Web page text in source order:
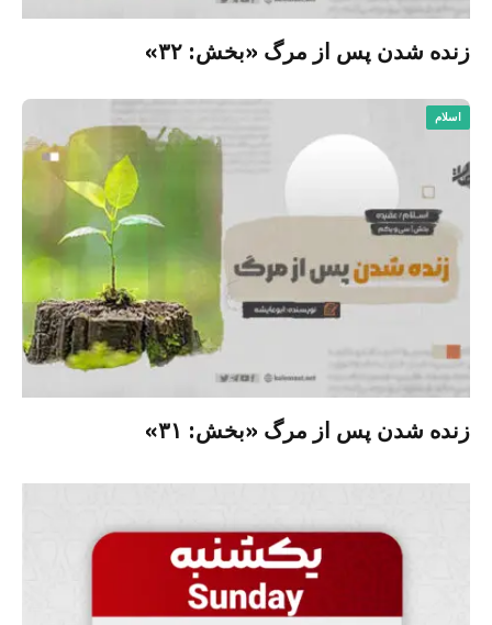
زنده شدن پس از مرگ «بخش: ۳۲»
اسلام
زنده شدن پس از مرگ «بخش: ۳۱»